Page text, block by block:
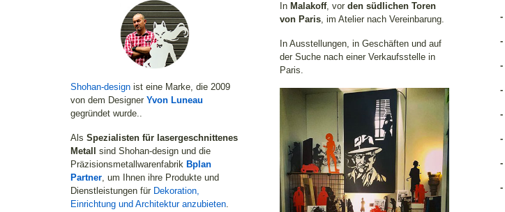
Shohan-designist eine Marke, die 2009
von dem Designer Yvon Luneau
gegründet wurde..
Als Spezialisten für lasergeschnittenes
Metall
sind Shohan-design und die
Präzisionsmetallwarenfabrik Bplan
Partner, um Ihnen ihre Produkte und
Dienstleistungen für Dekoration,
Einrichtung und Architektur anzubieten.
In Malakoff, vor den südlichen Toren
von Paris, im Atelier nach Vereinbarung.
In Ausstellungen, in Geschäften und auf
der Suche nach einer Verkaufsstelle in
Paris.
-
-
-
-
-
-
-
-